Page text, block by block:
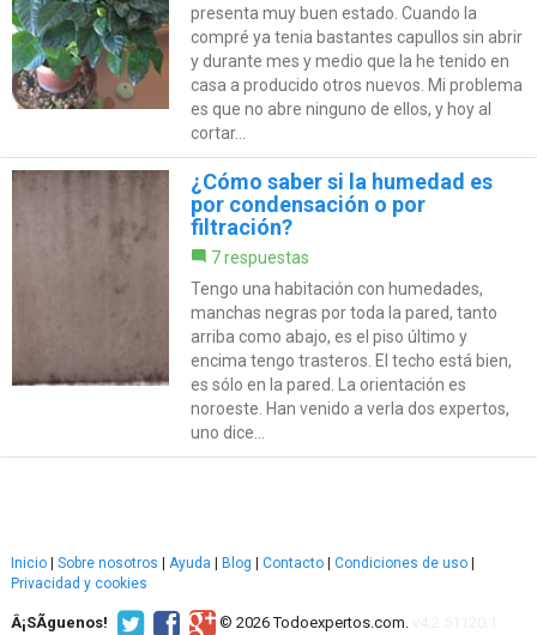
presenta muy buen estado. Cuando la
compré ya tenia bastantes capullos sin abrir
y durante mes y medio que la he tenido en
casa a producido otros nuevos. Mi problema
es que no abre ninguno de ellos, y hoy al
cortar...
¿Cómo saber si la humedad es
por condensación o por
filtración?
7 respuestas
Tengo una habitación con humedades,
manchas negras por toda la pared, tanto
arriba como abajo, es el piso último y
encima tengo trasteros. El techo está bien,
es sólo en la pared. La orientación es
noroeste. Han venido a verla dos expertos,
uno dice...
Inicio | Sobre nosotros | Ayuda | Blog | Contacto | Condiciones de uso |
Privacidad y cookies
Â¡SÃ­guenos! © 2026 Todoexpertos.com.